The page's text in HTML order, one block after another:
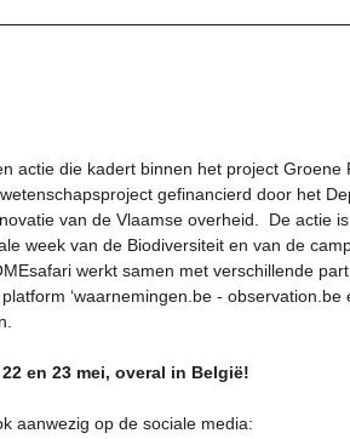
actie die kadert binnen het project Groene
gefinancierd door het
van de Vlaamse overheid.
De actie
week van de Biodiversiteit en van de
werkt samen met verschillende
‘waarnemingen.be - observation.be
en 23 mei, overal in België!
aanwezig op de sociale media: